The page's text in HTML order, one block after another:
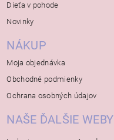
Dieťa v pohode
Novinky
NÁKUP
Moja objednávka
Obchodné podmienky
Ochrana osobných údajov
NAŠE ĎALŠIE WEBY